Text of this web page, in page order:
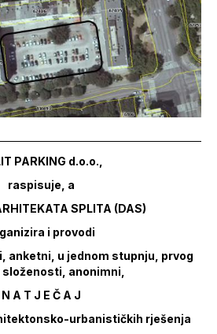
PARKING d.o.o.,
raspisuje, a
SPLITA (DAS)
i provodi
anketni, u jednom stupnju, prvog
anonimni,
N A T J E Č A J
urbanističkih rješenja